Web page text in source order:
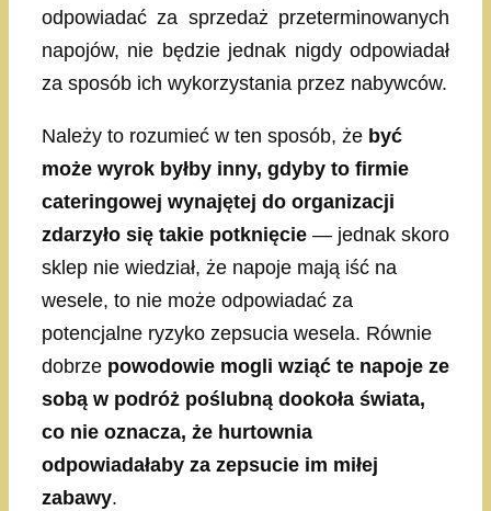
odpowiadać za sprzedaż przeterminowanych
napojów, nie będzie jednak nigdy odpowiadał
za sposób ich wykorzystania przez nabywców.
Należy to rozumieć w ten sposób, że być
może wyrok byłby inny, gdyby to firmie
cateringowej wynajętej do organizacji
zdarzyło się takie potknięcie — jednak skoro
sklep nie wiedział, że napoje mają iść na
wesele, to nie może odpowiadać za
potencjalne ryzyko zepsucia wesela. Równie
dobrze powodowie mogli wziąć te napoje ze
sobą w podróż poślubną dookoła świata,
co nie oznacza, że hurtownia
odpowiadałaby za zepsucie im miłej
zabawy.